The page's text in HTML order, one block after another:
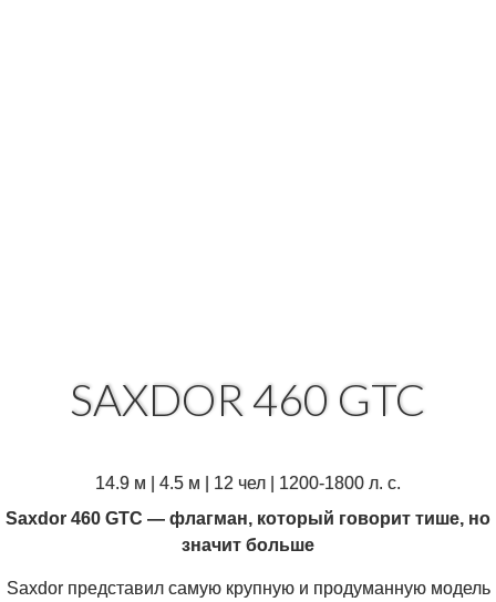
SAXDOR 460 GTC
14.9 м | 4.5 м | 12 чел | 1200-1800 л. с.
Saxdor 460 GTC — флагман, который говорит тише, но
значит больше
Saxdor представил самую крупную и продуманную модель